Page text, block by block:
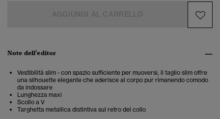
Note dell'editor
Vestibilità slim - con spazio sufficiente per muoversi, il taglio slim offre
una silhouette elegante che aderisce al corpo pur rimanendo comodo
da indossare
Lunghezza maxi
Scollo a V
Targhetta metallica distintiva sul retro del collo